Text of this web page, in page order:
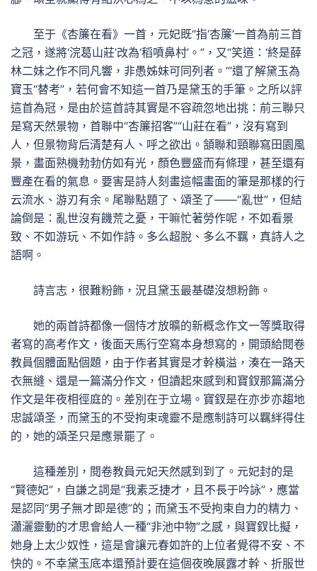
至于《杏簾在看》一首，元妃既“指‘杏簾’一首為前三首
之冠，遂將‘浣葛山莊’改為‘稻噴鼻村’。”，又“笑道：‘終是薛
林二妹之作不同凡響，非愚姊妹可同列者。’”還了解黛玉為
寶玉“替考”，若何會不知這一首乃是黛玉的手筆。之所以評
這首為冠，是由於這首詩其實是不容疏忽地出挑：前三聯只
是寫天然景物，首聯中“杏簾招客”“山莊在看”，沒有寫到
人，但景物背后清楚有人、呼之欲出。頷聯和頸聯寫田園風
景，畫面熟機勃勃仿如有光，顏色豐盛而有條理，甚至還有
豐產在看的氣息。要害是詩人刻畫這幅畫面的筆是那樣的行
云流水、游刃有余。尾聯點題了、頌圣了——“亂世”，但結
論倒是：亂世沒有饑荒之憂，干嘛忙著勞作呢，不如看景
致、不如游玩、不如作詩。多么超脫、多么不羈，真詩人之
語啊。
詩言志，很難粉飾，況且黛玉最基礎沒想粉飾。
她的兩首詩都像一個恃才放曠的新概念作文一等獎取得
者寫的高考作文，後面天馬行空寫本身想寫的，開頭給閱卷
教員個體面點個題，由于作者其實是才幹橫溢，湊在一路天
衣無縫、還是一篇滿分作文，但讀起來感到和寶釵那篇滿分
作文是年夜相徑庭的。差別在于立場。寶釵是在亦步亦趨地
忠誠頌圣，而黛玉的不受拘束魂靈不是應制詩可以羈絆得住
的，她的頌圣只是應景罷了。
這種差別，閱卷教員元妃天然感到到了。元妃封的是
“賢德妃”，自謙之詞是“我素乏捷才，且不長于吟詠”，應當
是認同“男子無才即是德”的；而黛玉不受拘束自力的精力、
瀟灑靈動的才思會給人一種“非池中物”之感，與寶釵比擬，
她身上太少奴性，這是會讓元春如許的上位者覺得不安、不
快的。不幸黛玉底本還預計要在這個夜晚展露才幹、折服世